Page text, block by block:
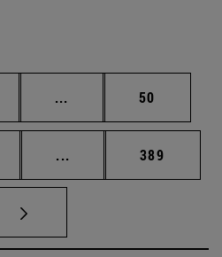
... Páginas intermedias
Página
50
... Páginas intermedias
Página
389